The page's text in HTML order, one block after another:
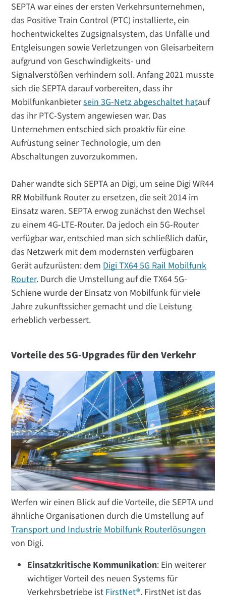
SEPTA war eines der ersten Verkehrsunternehmen,
das Positive Train Control (PTC) installierte, ein
hochentwickeltes Zugsignalsystem, das Unfälle und
Entgleisungen sowie Verletzungen von Gleisarbeitern
aufgrund von Geschwindigkeits- und
Signalverstößen verhindern soll. Anfang 2021 musste
sich die SEPTA darauf vorbereiten, dass ihr
Mobilfunkanbietersein 3G-Netz abgeschaltet hatauf
das ihr PTC-System angewiesen war. Das
Unternehmen entschied sich proaktiv für eine
Aufrüstung seiner Technologie, um den
Abschaltungen zuvorzukommen.
Daher wandte sich SEPTA an Digi, um seine Digi WR44
RR Mobilfunk Router zu ersetzen, die seit 2014 im
Einsatz waren. SEPTA erwog zunächst den Wechsel
zu einem 4G-LTE-Router. Da jedoch ein 5G-Router
verfügbar war, entschied man sich schließlich dafür,
das Netzwerk mit dem modernsten verfügbaren
Gerät aufzurüsten: demDigi TX64 5G Rail Mobilfunk
Router. Durch die Umstellung auf die TX64 5G-
Schiene wurde der Einsatz von Mobilfunk für viele
Jahre zukunftssicher gemacht und die Leistung
erheblich verbessert.
Vorteile des 5G-Upgrades für den Verkehr
Werfen wir einen Blick auf die Vorteile, die SEPTA und
ähnliche Organisationen durch die Umstellung auf
Transport und Industrie Mobilfunk Routerlösungen
von Digi.
Einsatzkritische Kommunikation: Ein weiterer
wichtiger Vorteil des neuen Systems für
Verkehrsbetriebe ist FirstNet®. FirstNet ist das